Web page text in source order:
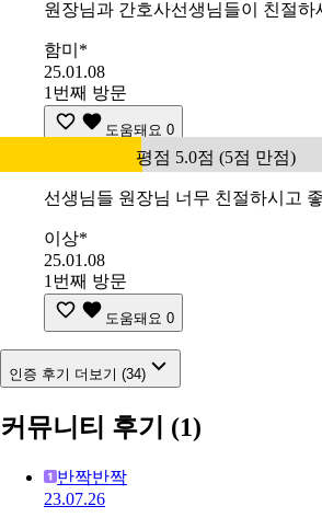
원장님과 간호사선생님들이 친절하
함미*
25.01.08
1번째 방문
도움돼요 0
평점 5.0점 (5점 만점)
선생님들 원장님 너무 친절하시고
이상*
25.01.08
1번째 방문
도움돼요 0
인증 후기 더보기 (34)
커뮤니티 후기 (1)
반짝반짝
23.07.26